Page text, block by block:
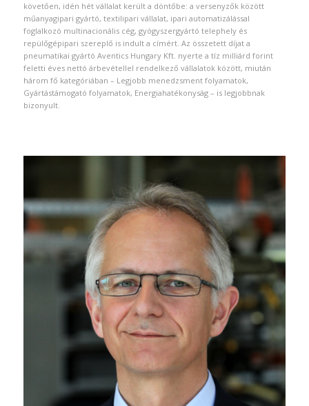
követően, idén hét vállalat került a döntőbe: a versenyzők között
műanyagipari gyártó, textilipari vállalat, ipari automatizálással
foglalkozó multinacionális cég, gyógyszergyártó telephely és
repülőgépipari szereplő is indult a címért. Az összetett díjat a
pneumatikai gyártó Aventics Hungary Kft. nyerte a tíz milliárd forint
feletti éves nettó árbevétellel rendelkező vállalatok között, miután
három fő kategóriában – Legjobb menedzsment folyamatok,
Gyártástámogató folyamatok, Energiahatékonyság – is legjobbnak
bizonyult.